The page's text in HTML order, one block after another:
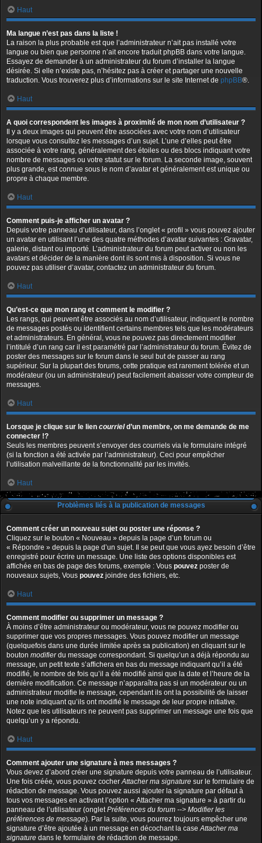
Haut
Ma langue n’est pas dans la liste !
La raison la plus probable est que l’administrateur n’ait pas installé votre
langue ou bien que personne n’ait encore traduit phpBB dans votre langue.
Essayez de demander à un administrateur du forum d’installer la langue
désirée. Si elle n’existe pas, n’hésitez pas à créer et partager une nouvelle
traduction. Vous trouverez plus d’informations sur le site Internet de phpBB®.
Haut
A quoi correspondent les images à proximité de mon nom d’utilisateur ?
Il y a deux images qui peuvent être associées avec votre nom d’utilisateur
lorsque vous consultez les messages d’un sujet. L’une d’elles peut être
associée à votre rang, généralement des étoiles ou des blocs indiquant votre
nombre de messages ou votre statut sur le forum. La seconde image, souvent
plus grande, est connue sous le nom d’avatar et généralement est unique ou
propre à chaque membre.
Haut
Comment puis-je afficher un avatar ?
Depuis votre panneau d’utilisateur, dans l’onglet « profil » vous pouvez ajouter
un avatar en utilisant l’une des quatre méthodes d’avatar suivantes : Gravatar,
galerie, distant ou importé. L’administrateur du forum peut activer ou non les
avatars et décider de la manière dont ils sont mis à disposition. Si vous ne
pouvez pas utiliser d’avatar, contactez un administrateur du forum.
Haut
Qu’est-ce que mon rang et comment le modifier ?
Les rangs, qui peuvent être associés au nom d’utilisateur, indiquent le nombre
de messages postés ou identifient certains membres tels que les modérateurs
et administrateurs. En général, vous ne pouvez pas directement modifier
l’intitulé d’un rang car il est paramétré par l’administrateur du forum. Évitez de
poster des messages sur le forum dans le seul but de passer au rang
supérieur. Sur la plupart des forums, cette pratique est rarement tolérée et un
modérateur (ou un administrateur) peut facilement abaisser votre compteur de
messages.
Haut
Lorsque je clique sur le lien courrield’un membre, on me demande de me
connecter !?
Seuls les membres peuvent s’envoyer des courriels via le formulaire intégré
(si la fonction a été activée par l’administrateur). Ceci pour empêcher
l’utilisation malveillante de la fonctionnalité par les invités.
Haut
Problèmes liés à la publication de messages
Comment créer un nouveau sujet ou poster une réponse ?
Cliquez sur le bouton « Nouveau » depuis la page d’un forum ou
« Répondre » depuis la page d’un sujet. Il se peut que vous ayez besoin d’être
enregistré pour écrire un message. Une liste des options disponibles est
affichée en bas de page des forums, exemple : Vous pouvez poster de
nouveaux sujets, Vous pouvez joindre des fichiers, etc.
Haut
Comment modifier ou supprimer un message ?
À moins d’être administrateur ou modérateur, vous ne pouvez modifier ou
supprimer que vos propres messages. Vous pouvez modifier un message
(quelquefois dans une durée limitée après sa publication) en cliquant sur le
bouton modifierdu message correspondant. Si quelqu’un a déjà répondu au
message, un petit texte s’affichera en bas du message indiquant qu’il a été
modifié, le nombre de fois qu’il a été modifié ainsi que la date et l’heure de la
dernière modification. Ce message n’apparaîtra pas si un modérateur ou un
administrateur modifie le message, cependant ils ont la possibilité de laisser
une note indiquant qu’ils ont modifié le message de leur propre initiative.
Notez que les utilisateurs ne peuvent pas supprimer un message une fois que
quelqu’un y a répondu.
Haut
Comment ajouter une signature à mes messages ?
Vous devez d’abord créer une signature depuis votre panneau de l’utilisateur.
Une fois créée, vous pouvez cocherAttacher ma signature sur le formulaire de
rédaction de message. Vous pouvez aussi ajouter la signature par défaut à
tous vos messages en activant l’option « Attacher ma signature » à partir du
panneau de l’utilisateur (ongletPréférences du forum --> Modifier les
préférences de message). Par la suite, vous pourrez toujours empêcher une
signature d’être ajoutée à un message en décochant la caseAttacher ma
signature dans le formulaire de rédaction de message.